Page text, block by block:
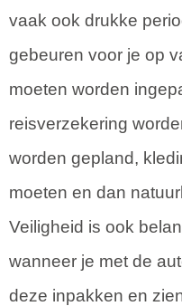
vaak ook drukke
gebeuren voor je op
moeten worden
reisverzekering
worden gepland,
moeten en dan
Veiligheid is ook
wanneer je met de
deze inpakken en